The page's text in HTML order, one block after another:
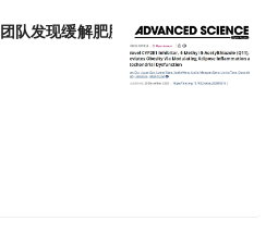
队发现缓解肥胖的潜在新策略